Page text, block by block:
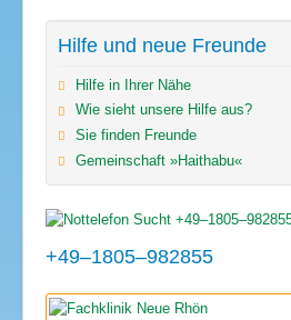
Hilfe und neue Freunde
Hilfe in Ihrer Nähe
Wie sieht unsere Hilfe aus?
Sie finden Freunde
Gemeinschaft »Haithabu«
+49–1805–982855